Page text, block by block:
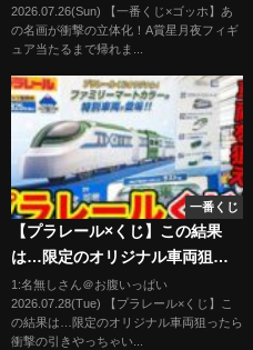
一番くじ フィンセント・ファ
ン・ゴッホ
2026.07.26(Sun) 【一番くじ×ゴッホ】あ
の名画が衝撃の立体化！A賞星月夜フィギ
ュア当たるまで帰れま...
一番くじ
【プラレール×くじ】この結果
は…限定のオリジナル車両狙っ
たら衝撃の引きやっちゃいまし
た。｜プラレールくじ -
FamilyMart-
1:名無しさん＠お腹いっぱい
2026.07.28(Tue) 【プラレール×くじ】こ
の結果は…限定のオリジナル車両狙ったら
衝撃の引きやっちゃい...